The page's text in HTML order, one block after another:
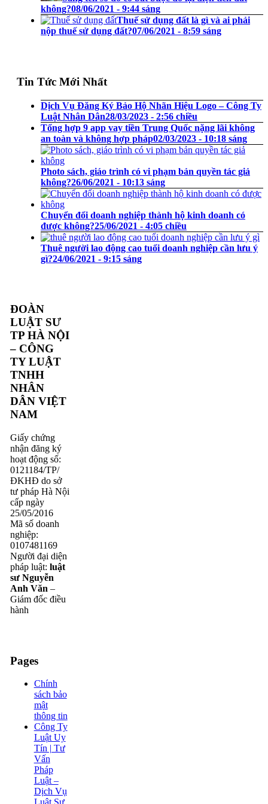
không?08/06/2021 - 9:44 sáng
Thuế sử dụng đất là gì và ai phải
nộp thuế sử dụng đất?07/06/2021 - 8:59 sáng
Tin Tức Mới Nhất
Dịch Vụ Đăng Ký Bảo Hộ Nhãn Hiệu Logo – Công Ty
Luật Nhân Dân28/03/2023 - 2:56 chiều
Tổng hợp 9 app vay tiền Trung Quốc nặng lãi không
an toàn và không hợp pháp02/03/2023 - 10:18 sáng
Photo sách, giáo trình có vi phạm bản quyền tác giả
không?26/06/2021 - 10:13 sáng
Chuyển đổi doanh nghiệp thành hộ kinh doanh có
được không?25/06/2021 - 4:05 chiều
Thuê người lao động cao tuổi doanh nghiệp cần lưu ý
gì?24/06/2021 - 9:15 sáng
ĐOÀN
LUẬT SƯ
TP HÀ NỘI
– CÔNG
TY LUẬT
TNHH
NHÂN
DÂN VIỆT
NAM
Giấy chứng
nhận đăng ký
hoạt động số:
0121184/TP/
ĐKHĐ do sở
tư pháp Hà Nội
cấp ngày
25/05/2016
Mã số doanh
nghiệp:
0107481169
Người đại diện
pháp luật: luật
sư Nguyễn
Anh Văn –
Giám đốc điều
hành
Pages
Chính
sách bảo
mật
thông tin
Công Ty
Luật Uy
Tín | Tư
Vấn
Pháp
Luật –
Dịch Vụ